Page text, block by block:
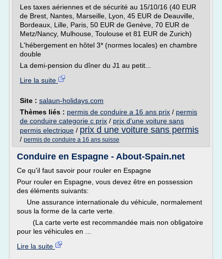
Les taxes aériennes et de sécurité au 15/10/16 (40 EUR
de Brest, Nantes, Marseille, Lyon, 45 EUR de Deauville,
Bordeaux, Lille, Paris, 50 EUR de Genève, 70 EUR de
Metz/Nancy, Mulhouse, Toulouse et 81 EUR de Zurich)
L'hébergement en hôtel 3* (normes locales) en chambre
double
La demi-pension du dîner du J1 au petit...
Lire la suite
Site : salaun-holidays.com
Thèmes liés : permis de conduire a 16 ans prix / permis
de conduire categorie c prix / prix d'une voiture sans
permis electrique / prix d une voiture sans permis
/ permis de conduire a 16 ans suisse
Conduire en Espagne - About-Spain.net
Ce qu'il faut savoir pour rouler en Espagne
Pour rouler en Espagne, vous devez être en possession
des éléments suivants:
Une assurance internationale du véhicule, normalement
sous la forme de la carte verte.
(La carte verte est recommandée mais non obligatoire
pour les véhicules en ...
Lire la suite